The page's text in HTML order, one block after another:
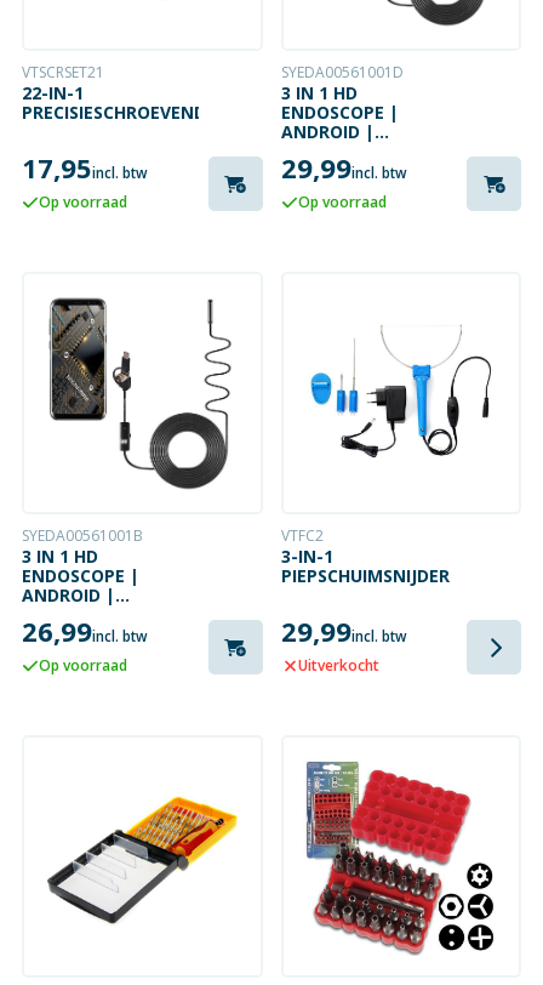
VTSCRSET21
22-IN-1
PRECISIESCHROEVENDRAAIERSET
17,95incl. btw
Op voorraad
SYEDA00561001D
3 IN 1 HD
ENDOSCOPE |
ANDROID |
5 METER | IP67
WATERPROOF |
USB-C / MICRO USB /
29,99incl. btw
Op voorraad
SYEDA00561001B
3 IN 1 HD
ENDOSCOPE |
ANDROID |
2 METER | IP67
WATERPROOF |
USB-C / MICRO USB /
26,99incl. btw
Op voorraad
VTFC2
3-IN-1
PIEPSCHUIMSNIJDER
29,99incl. btw
Uitverkocht